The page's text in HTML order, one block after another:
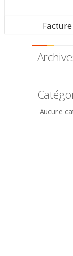
Facture
Aucune